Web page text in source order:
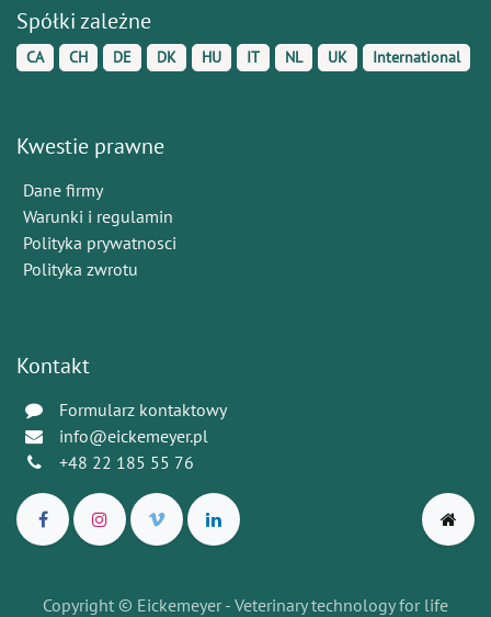
Spółki zależne
CA CH DE DK HU IT NL UK International
Kwestie prawne
Dane firmy
Warunki i regulamin
Polityka prywatnosci
Polityka zwrotu
Kontakt
Formularz kontaktowy
info@eickemeyer.pl
+48 22 185 55 76
Copyright © Eickemeyer - Veterinary technology for life